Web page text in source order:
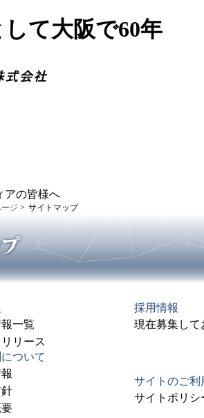
て大阪で60年
アの皆様へ
ジ > サイトマップ
一覧
リース
ついて
採用情報
現在募集して
サイトのご利
サイトポリシ